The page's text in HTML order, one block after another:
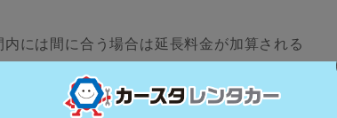
には間に合う場合は延長料金が加算される